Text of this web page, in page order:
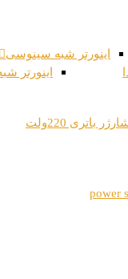
اینورتر شبه سینوسی
اینورتر
باتری 220ولت
power